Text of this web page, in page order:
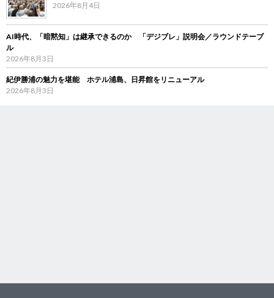
2026年8月4日
AI時代、「暗黙知」は継承できるのか 「デジブレ」説明会／ラウンドテーブ
ル
2026年8月3日
紀伊勝浦の魅力を堪能 ホテル浦島、日昇館をリニューアル
2026年8月3日